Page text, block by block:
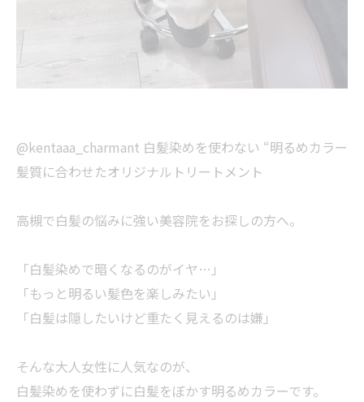
@kentaaa_charmant 白髪染めを使わない “明るめカラー
髪質に合わせたオリジナルトリートメント
高槻で白髪の悩みに強い美容院をお探しの方へ。
「白髪染めで暗くなるのがイヤ…」
「もっと明るい髪色を楽しみたい」
「白髪は隠したいけど重たく見えるのは嫌」
そんな大人女性に人気なのが、
白髪染めを使わずに白髪をぼかす明るめカラーです。